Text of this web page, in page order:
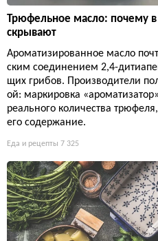
Трюфельное масло: почему
скрывают
Ароматизированное масло
ским соединением 2,4-
щих грибов. Производители
ой: маркировка
реального количества
его содержание.
Еда и рецепты 7 325